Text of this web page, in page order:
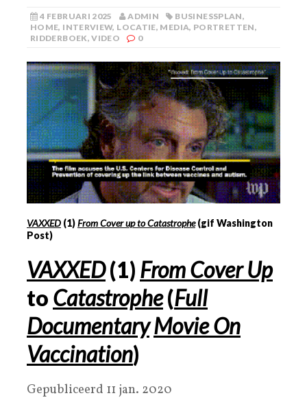
4 FEBRUARI 2025 ADMIN BUSINESSPLAN,
HOME, INTERVIEW, LOCATIE, MEDIA, PORTRETTEN,
RIDDERBOEK,VIDEO 0
VAXXED (1)From Cover up to Catastrophe(gif Washington
Post)
VAXXED(1) From Cover Up
to Catastrophe(Full
DocumentaryMovie On
Vaccination)
Gepubliceerd 11 jan. 2020